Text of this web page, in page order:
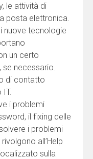
le attività di
posta elettronica.
nuove tecnologie
un certo
necessario.
di contatto
i problemi
il fixing delle
i problemi
all’Help
sulla